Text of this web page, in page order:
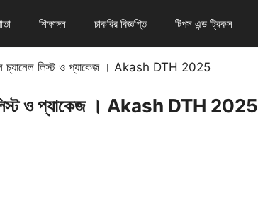
শিক্ষাঙ্গন চাকরির বিজ্ঞপ্তি টিপস এন্ড ট্রিকস
চ্যানেল লিস্ট ও প্যাকেজ । ‍Akash DTH 2025
লিস্ট ও প্যাকেজ । ‍Akash DTH 2025